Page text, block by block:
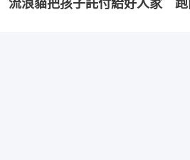
流浪貓把孩子託付給好人家　跑